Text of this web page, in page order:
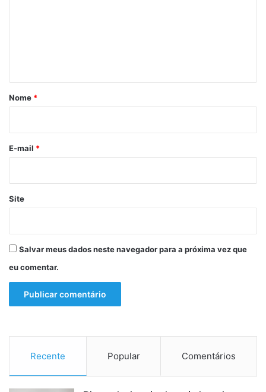
D
E
P
R
I
P
r
*
Nome *
E-mail *
Site
Salvar meus dados neste navegador para a próxima vez que
eu comentar.
Recente Popular Comentários